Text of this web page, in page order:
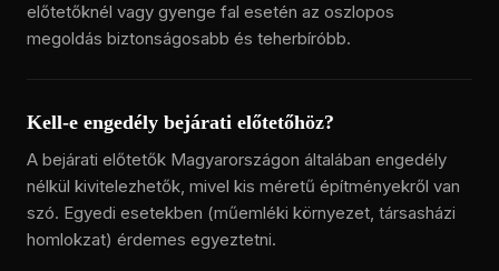
előtetőknél vagy gyenge fal esetén az oszlopos
megoldás biztonságosabb és teherbíróbb.
Kell-e engedély bejárati előtetőhöz?
A bejárati előtetők Magyarországon általában engedély
nélkül kivitelezhetők, mivel kis méretű építményekről van
szó. Egyedi esetekben (műemléki környezet, társasházi
homlokzat) érdemes egyeztetni.